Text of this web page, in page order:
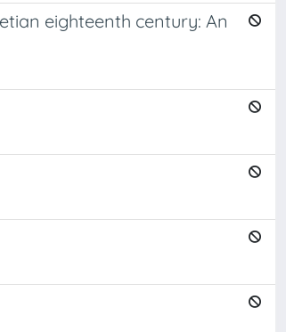
eighteenth century: An